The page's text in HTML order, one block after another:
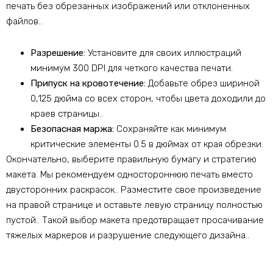
печать без обрезанных изображений или отклоненных
файлов..
Разрешение: Установите для своих иллюстраций
минимум 300 DPI для четкого качества печати.
Припуск на кровотечение: Добавьте обрез шириной
0,125 дюйма со всех сторон, чтобы цвета доходили до
краев страницы..
Безопасная маржа: Сохраняйте как минимум
критические элементы 0.5 в дюймах от края обрезки.
Окончательно, выберите правильную бумагу и стратегию
макета. Мы рекомендуем одностороннюю печать вместо
двусторонних раскрасок.. Разместите свое произведение
на правой странице и оставьте левую страницу полностью
пустой.. Такой выбор макета предотвращает просачивание
тяжелых маркеров и разрушение следующего дизайна..